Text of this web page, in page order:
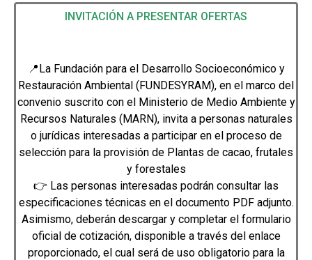
INVITACIÓN A PRESENTAR OFERTAS
📍La Fundación para el Desarrollo Socioeconómico y
Restauración Ambiental (FUNDESYRAM), en el marco del
convenio suscrito con el Ministerio de Medio Ambiente y
Recursos Naturales (MARN), invita a personas naturales
o jurídicas interesadas a participar en el proceso de
selección para la provisión de Plantas de cacao, frutales
y forestales
👉 Las personas interesadas podrán consultar las
especificaciones técnicas en el documento PDF adjunto.
Asimismo, deberán descargar y completar el formulario
oficial de cotización, disponible a través del enlace
proporcionado, el cual será de uso obligatorio para la